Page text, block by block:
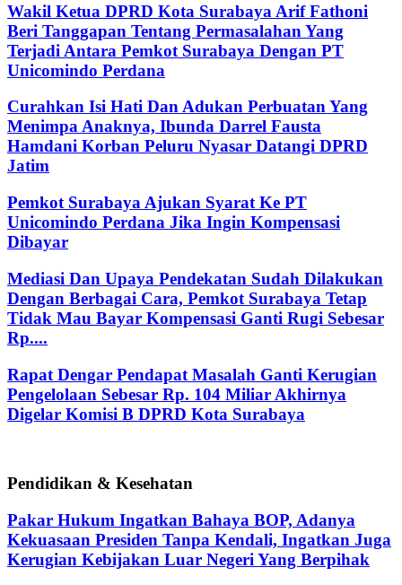
Wakil Ketua DPRD Kota Surabaya Arif Fathoni
Beri Tanggapan Tentang Permasalahan Yang
Terjadi Antara Pemkot Surabaya Dengan PT
Unicomindo Perdana
Curahkan Isi Hati Dan Adukan Perbuatan Yang
Menimpa Anaknya, Ibunda Darrel Fausta
Hamdani Korban Peluru Nyasar Datangi DPRD
Jatim
Pemkot Surabaya Ajukan Syarat Ke PT
Unicomindo Perdana Jika Ingin Kompensasi
Dibayar
Mediasi Dan Upaya Pendekatan Sudah Dilakukan
Dengan Berbagai Cara, Pemkot Surabaya Tetap
Tidak Mau Bayar Kompensasi Ganti Rugi Sebesar
Rp....
Rapat Dengar Pendapat Masalah Ganti Kerugian
Pengelolaan Sebesar Rp. 104 Miliar Akhirnya
Digelar Komisi B DPRD Kota Surabaya
Pendidikan & Kesehatan
Pakar Hukum Ingatkan Bahaya BOP, Adanya
Kekuasaan Presiden Tanpa Kendali, Ingatkan Juga
Kerugian Kebijakan Luar Negeri Yang Berpihak